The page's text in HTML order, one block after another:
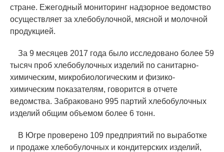
стране. Ежегодный мониторинг надзорное ведомство
осуществляет за хлебобулочной, мясной и молочной
продукцией.
За 9 месяцев 2017 года было исследовано более 59
тысяч проб хлебобулочных изделий по санитарно-
химическим, микробиологическим и физико-
химическим показателям, говорится в отчете
ведомства. Забраковано 995 партий хлебобулочных
изделий общим объемом более 6 тонн.
В Югре проверено 109 предприятий по выработке
и продаже хлебобулочных и кондитерских изделий,